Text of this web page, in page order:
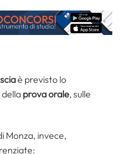
è previsto lo
dellaprova orale, sulle
Monza, invece,